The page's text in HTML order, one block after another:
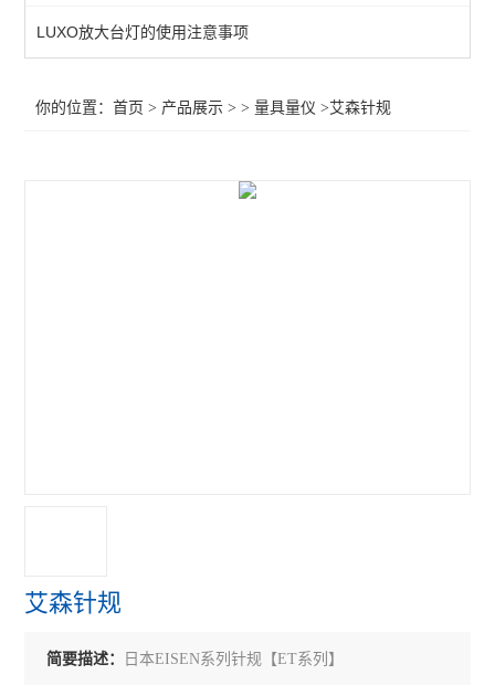
测量台
LUXO放大台灯的使用注意事项
你的位置：首页 > 产品展示 > >量具量仪 >艾森针规
艾森针规
简要描述： 日本EISEN系列针规【ET系列】